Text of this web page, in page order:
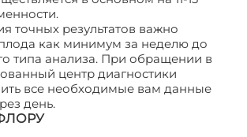
точных результатов важно
как минимум за неделю до
типа анализа. При обращении в
центр диагностики
все необходимые вам данные
день.